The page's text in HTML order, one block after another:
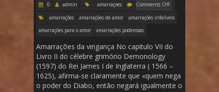
0 admin amarraçoes
Comments Off
amarrações
amarrações de amor
amarrações infalíveis
amarrações para o amor
amarrações poderosas
Amarrações da vingança No capitulo VII do
Livro II do célebre grimório Demonology
(1597) do Rei James I de Inglaterra ( 1566 –
1625), afirma-se claramente que «quem nega
o poder do Diabo, então negará igualmente o